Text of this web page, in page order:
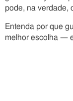
pode, na verdade,
Entenda por que
melhor escolha —